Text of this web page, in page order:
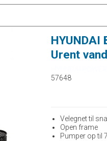
HYUNDAI
Urent
57648
Velegnet til
Open frame
Pumper op til